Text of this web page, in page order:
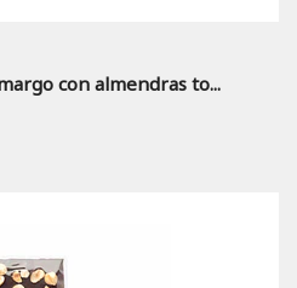
con almendras to...